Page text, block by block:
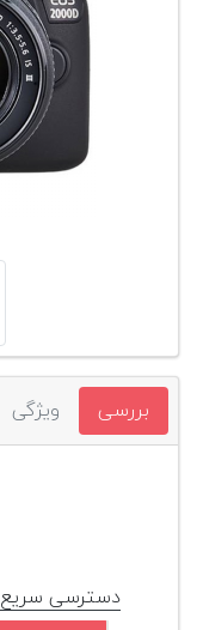
بررسی ویژگی
دسترسی سریع